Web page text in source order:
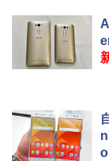
o